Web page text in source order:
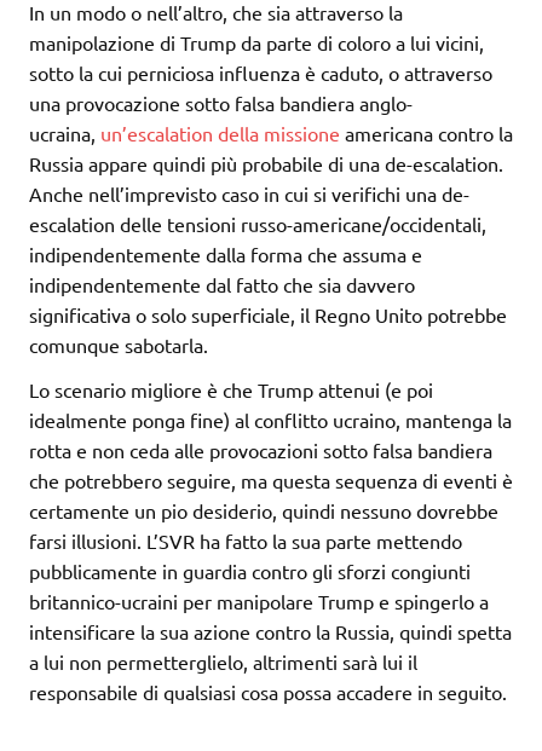
In un modo o nell’altro, che sia attraverso la
manipolazione di Trump da parte di coloro a lui vicini,
sotto la cui perniciosa influenza è caduto, o attraverso
una provocazione sotto falsa bandiera anglo-
ucraina, un’escalation della missione americana contro la
Russia appare quindi più probabile di una de-escalation.
Anche nell’imprevisto caso in cui si verifichi una de-
escalation delle tensioni russo-americane/occidentali,
indipendentemente dalla forma che assuma e
indipendentemente dal fatto che sia davvero
significativa o solo superficiale, il Regno Unito potrebbe
comunque sabotarla.
Lo scenario migliore è che Trump attenui (e poi
idealmente ponga fine) al conflitto ucraino, mantenga la
rotta e non ceda alle provocazioni sotto falsa bandiera
che potrebbero seguire, ma questa sequenza di eventi è
certamente un pio desiderio, quindi nessuno dovrebbe
farsi illusioni. L’SVR ha fatto la sua parte mettendo
pubblicamente in guardia contro gli sforzi congiunti
britannico-ucraini per manipolare Trump e spingerlo a
intensificare la sua azione contro la Russia, quindi spetta
a lui non permetterglielo, altrimenti sarà lui il
responsabile di qualsiasi cosa possa accadere in seguito.